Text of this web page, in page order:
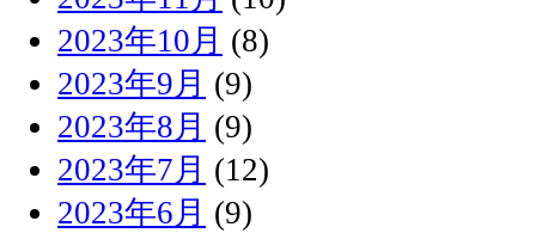
2023年10月 (8)
2023年9月 (9)
2023年8月 (9)
2023年7月 (12)
2023年6月 (9)